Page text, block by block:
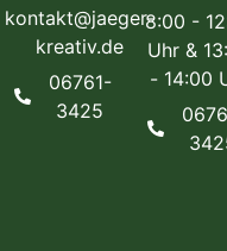
kontakt@jaeger-
kreativ.de
06761-
3425
8:00 -
Uhr &
- 14:00